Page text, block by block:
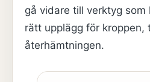
gå vidare till verktyg
rätt upplägg för kroppen,
återhämtningen.